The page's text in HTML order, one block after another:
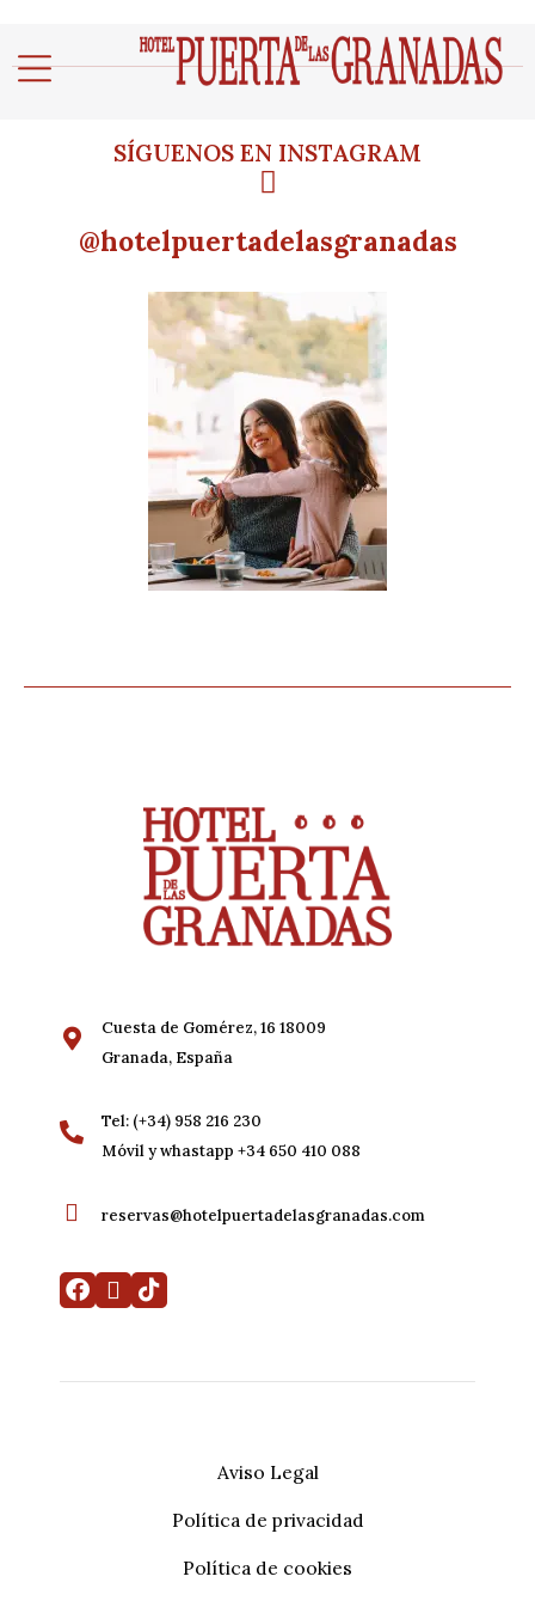
SÍGUENOS EN INSTAGRAM
@hotelpuertadelasgranadas
Cuesta de Gomérez, 16 18009
Granada, España
Tel: (+34) 958 216 230
Móvil y whastapp +34 650 410 088
reservas@hotelpuertadelasgranadas.com
Aviso Legal
Política de privacidad
Política de cookies